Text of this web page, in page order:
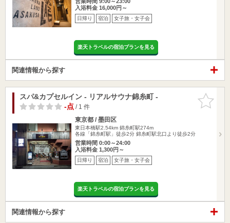
入浴料金 16,000円～
日帰り 宿泊 女子旅・女子会
楽天トラベルの宿泊プランを見る
関連情報から探す
お気に入
りに追加
スパ&カプセルイン - リアルサウナ錦糸町 -
-点/ 1 件
東京都 / 墨田区
東日本橋駅2.54km 錦糸町駅274m
各線「錦糸町駅」徒歩2分 錦糸町駅北口より徒歩2分
営業時間 0:00～24:00
入浴料金 1,300円～
日帰り 宿泊 女子旅・女子会
楽天トラベルの宿泊プランを見る
関連情報から探す